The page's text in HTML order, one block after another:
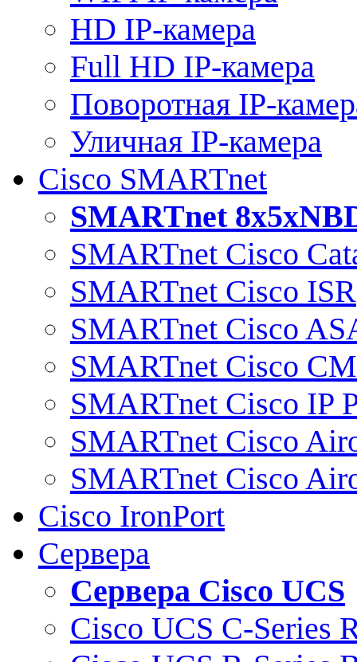
HD IP-камера
Full HD IP-камера
Поворотная IP-
Уличная IP-камера
Cisco SMARTnet
SMARTnet
SMARTnet Cisco
SMARTnet Cisco ISR
SMARTnet Cisco
SMARTnet Cisco
SMARTnet Cisco IP
SMARTnet Cisco
SMARTnet Cisco
Cisco IronPort
Сервера
Сервера Cisco UCS
Cisco UCS C-Series